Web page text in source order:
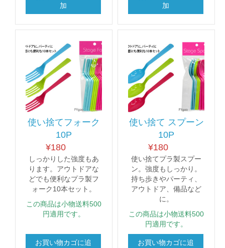
加
加
使い捨てフォーク
10P
¥180
しっかりした強度もあ
ります。アウトドアな
どでも便利なプラ製フ
ォーク10本セット。
この商品は小物送料500
円適用です。
お買い物カゴに追
使い捨て スプーン
10P
¥180
使い捨てプラ製スプー
ン。強度もしっかり。
持ち歩きやパーティ、
アウトドア、備品など
に。
この商品は小物送料500
円適用です。
お買い物カゴに追